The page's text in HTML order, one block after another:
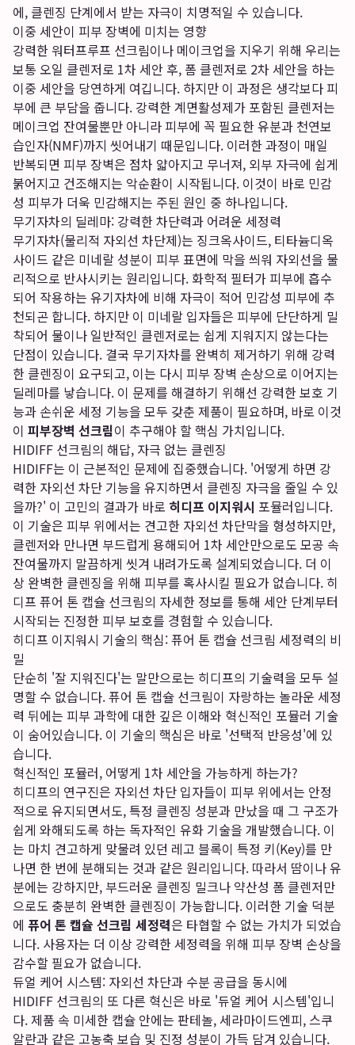
에, 클렌징 단계에서 받는 자극이 치명적일 수 있습니다.
이중 세안이 피부 장벽에 미치는 영향
강력한 워터프루프 선크림이나 메이크업을 지우기 위해 우리는
보통 오일 클렌저로 1차 세안 후, 폼 클렌저로 2차 세안을 하는
이중 세안을 당연하게 여깁니다. 하지만 이 과정은 생각보다 피
부에 큰 부담을 줍니다. 강력한 계면활성제가 포함된 클렌저는
메이크업 잔여물뿐만 아니라 피부에 꼭 필요한 유분과 천연보
습인자(NMF)까지 씻어내기 때문입니다. 이러한 과정이 매일
반복되면 피부 장벽은 점차 얇아지고 무너져, 외부 자극에 쉽게
붉어지고 건조해지는 악순환이 시작됩니다. 이것이 바로 민감
성 피부가 더욱 민감해지는 주된 원인 중 하나입니다.
무기자차의 딜레마: 강력한 차단력과 어려운 세정력
무기자차(물리적 자외선 차단제)는 징크옥사이드, 티타늄디옥
사이드 같은 미네랄 성분이 피부 표면에 막을 씌워 자외선을 물
리적으로 반사시키는 원리입니다. 화학적 필터가 피부에 흡수
되어 작용하는 유기자차에 비해 자극이 적어 민감성 피부에 추
천되곤 합니다. 하지만 이 미네랄 입자들은 피부에 단단하게 밀
착되어 물이나 일반적인 클렌저로는 쉽게 지워지지 않는다는
단점이 있습니다. 결국 무기자차를 완벽히 제거하기 위해 강력
한 클렌징이 요구되고, 이는 다시 피부 장벽 손상으로 이어지는
딜레마를 낳습니다. 이 문제를 해결하기 위해선 강력한 보호 기
능과 손쉬운 세정 기능을 모두 갖춘 제품이 필요하며, 바로 이것
이 피부장벽 선크림이 추구해야 할 핵심 가치입니다.
HIDIFF 선크림의 해답, 자극 없는 클렌징
HIDIFF는 이 근본적인 문제에 집중했습니다. '어떻게 하면 강
력한 자외선 차단 기능을 유지하면서 클렌징 자극을 줄일 수 있
을까?' 이 고민의 결과가 바로 히디프 이지워시 포뮬러입니다.
이 기술은 피부 위에서는 견고한 자외선 차단막을 형성하지만,
클렌저와 만나면 부드럽게 용해되어 1차 세안만으로도 모공 속
잔여물까지 말끔하게 씻겨 내려가도록 설계되었습니다. 더 이
상 완벽한 클렌징을 위해 피부를 혹사시킬 필요가 없습니다. 히
디프 퓨어 톤 캡슐 선크림의 자세한 정보를 통해 세안 단계부터
시작되는 진정한 피부 보호를 경험할 수 있습니다.
히디프 이지워시 기술의 핵심: 퓨어 톤 캡슐 선크림 세정력의 비
밀
단순히 '잘 지워진다'는 말만으로는 히디프의 기술력을 모두 설
명할 수 없습니다. 퓨어 톤 캡슐 선크림이 자랑하는 놀라운 세정
력 뒤에는 피부 과학에 대한 깊은 이해와 혁신적인 포뮬러 기술
이 숨어있습니다. 이 기술의 핵심은 바로 '선택적 반응성'에 있
습니다.
혁신적인 포뮬러, 어떻게 1차 세안을 가능하게 하는가?
히디프의 연구진은 자외선 차단 입자들이 피부 위에서는 안정
적으로 유지되면서도, 특정 클렌징 성분과 만났을 때 그 구조가
쉽게 와해되도록 하는 독자적인 유화 기술을 개발했습니다. 이
는 마치 견고하게 맞물려 있던 레고 블록이 특정 키(Key)를 만
나면 한 번에 분해되는 것과 같은 원리입니다. 따라서 땀이나 유
분에는 강하지만, 부드러운 클렌징 밀크나 약산성 폼 클렌저만
으로도 충분히 완벽한 클렌징이 가능합니다. 이러한 기술 덕분
에 퓨어 톤 캡슐 선크림 세정력은 타협할 수 없는 가치가 되었습
니다. 사용자는 더 이상 강력한 세정력을 위해 피부 장벽 손상을
감수할 필요가 없습니다.
듀얼 케어 시스템: 자외선 차단과 수분 공급을 동시에
HIDIFF 선크림의 또 다른 혁신은 바로 '듀얼 케어 시스템'입니
다. 제품 속 미세한 캡슐 안에는 판테놀, 세라마이드엔피, 스쿠
알란과 같은 고농축 보습 및 진정 성분이 가득 담겨 있습니다.